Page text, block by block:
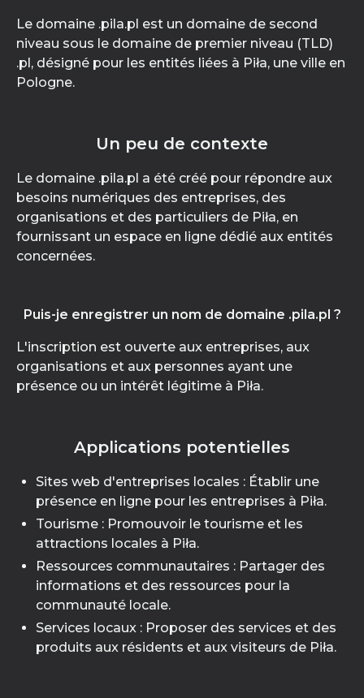
Le domaine .pila.pl est un domaine de second
niveau sous le domaine de premier niveau (TLD)
.pl, désigné pour les entités liées à Piła, une ville en
Pologne.
Un peu de contexte
Le domaine .pila.pl a été créé pour répondre aux
besoins numériques des entreprises, des
organisations et des particuliers de Piła, en
fournissant un espace en ligne dédié aux entités
concernées.
Puis-je enregistrer un nom de domaine .pila.pl ?
L'inscription est ouverte aux entreprises, aux
organisations et aux personnes ayant une
présence ou un intérêt légitime à Piła.
Applications potentielles
Sites web d'entreprises locales : Établir une
présence en ligne pour les entreprises à Piła.
Tourisme : Promouvoir le tourisme et les
attractions locales à Piła.
Ressources communautaires : Partager des
informations et des ressources pour la
communauté locale.
Services locaux : Proposer des services et des
produits aux résidents et aux visiteurs de Piła.